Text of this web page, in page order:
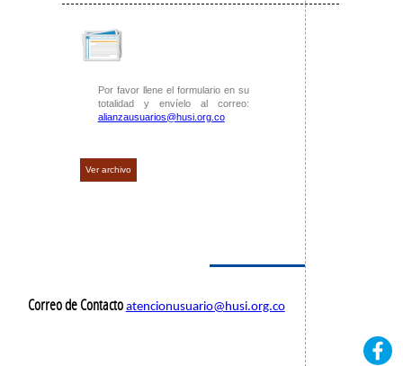
Por favor llene el formulario en su
totalidad y envíelo al correo:
alianzausuarios@husi.org.co
Ver archivo
Correo de Contacto atencionusuario@husi.org.co